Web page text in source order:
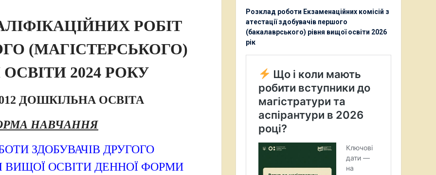
РОБІТ
(МАГІСТЕРСЬКОГО)
2024 РОКУ
ДОШКІЛЬНА ОСВІТА
НАВЧАННЯ
ЗДОБУВАЧІВ ДРУГОГО
ВИЩОЇ ОСВІТИ ДЕННОЇ ФОРМИ
Розклад роботи Екзаменаційних комісій з
атестації здобувачів першого
(бакалаврського) рівня вищої освіти 2026
рік